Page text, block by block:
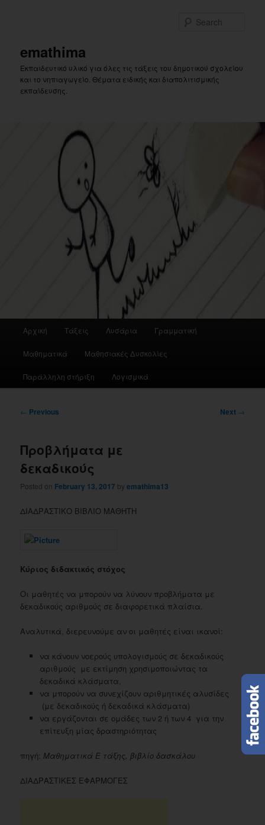
emathima
Εκπαιδευτικό υλικό για όλες τις τάξεις του δημοτικού σχολείου
και το νηπιαγωγείο. Θέματα ειδικής και διαπολιτισμικής
εκπαίδευσης.
Αρχική Τάξεις Λυσάρια Γραμματική
Μαθηματικά Μαθησιακές Δυσκολίες
Παράλληλη στήριξη Λογισμικά
Post
← Previous Next →
Προβλήματα με
δεκαδικούς
Posted on February 13, 2017 byemathima13
ΔΙΑΔΡΑΣΤΙΚΟ ΒΙΒΛΙΟ ΜΑΘΗΤΗ
Κύριος διδακτικός στόχος
Οι μαθητές να μπορούν να λύνουν προβλήματα με
δεκαδικούς αριθμούς σε διαφορετικά πλαίσια.
Αναλυτικά, διερευνούμε αν οι μαθητές είναι ικανοί:
να κάνουν νοερούς υπολογισμούς σε δεκαδικούς
αριθμούς με εκτίμηση χρησιμοποιώντας τα
δεκαδικά κλάσματα,
να μπορούν να συνεχίζουν αριθμητικές αλυσίδες
(με δεκαδικούς ή δεκαδικά κλάσματα)
να εργάζονται σε ομάδες των 2 ή των 4 για την
επίτευξη μίας δραστηριότητας
πηγή:Μαθηματικά Ε τάξης, βιβλίο δασκάλου
ΔΙΑΔΡΑΣΤΙΚΕΣ ΕΦΑΡΜΟΓΕΣ